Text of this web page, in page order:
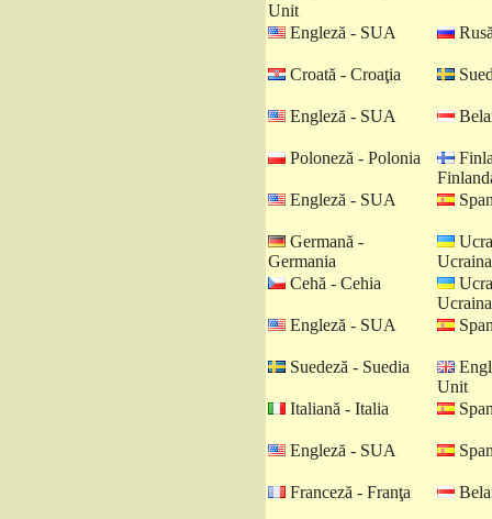
Unit
Engleză - SUA
Croată - Croaţia
Engleză - SUA
Poloneză - Polonia
Engleză - SUA
Germană -
Germania
Ucraina
Cehă - Cehia
Ucraina
Engleză - SUA
Suedeză - Suedia
Unit
Italiană - Italia
Engleză - SUA
Franceză - Franţa